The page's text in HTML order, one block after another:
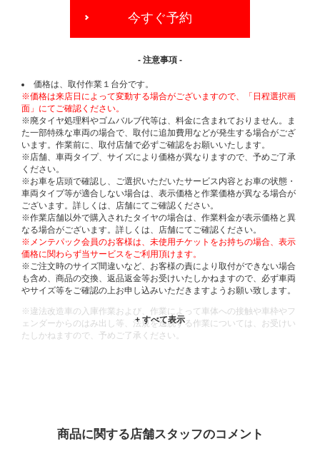
今すぐ予約
- 注意事項 -
価格は、取付作業１台分です。
※価格は来店日によって変動する場合がございますので、「日程選択画
面」にてご確認ください。
※廃タイヤ処理料やゴムバルブ代等は、料金に含まれておりません。ま
た一部特殊な車両の場合で、取付に追加費用などが発生する場合がござ
います。作業前に、取付店舗で必ずご確認をお願いいたします。
※店舗、車両タイプ、サイズにより価格が異なりますので、予めご了承
ください。
※お車を店頭で確認し、ご選択いただいたサービス内容とお車の状態・
車両タイプ等が適合しない場合は、表示価格と作業価格が異なる場合が
ございます。詳しくは、店舗にてご確認ください。
※作業店舗以外で購入されたタイヤの場合は、作業料金が表示価格と異
なる場合がございます。詳しくは、店舗にてご確認ください。
※メンテパック会員のお客様は、未使用チケットをお持ちの場合、表示
価格に関わらず当サービスをご利用頂けます。
※ご注文時のサイズ間違いなど、お客様の責により取付ができない場合
も含め、商品の交換、返品返金等お受けいたしかねますので、必ず車両
やサイズ等をご確認の上お申し込みいただきますようお願い致します。
※違法改造車の入庫作業および、作業によって車体への接触や車枠やフ
ェンダーからのはみ出し等、法規を逸脱する作業については、お受けい
たしかねますので、予めご了承ください。
商品に関する店舗スタッフのコメント